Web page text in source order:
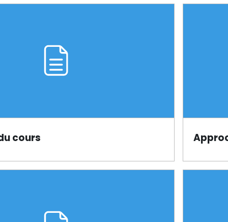
cours